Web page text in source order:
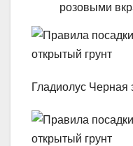
розовыми
Гладиолус Черная